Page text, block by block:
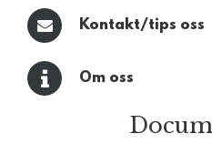
Kontakt/tips oss
Om oss